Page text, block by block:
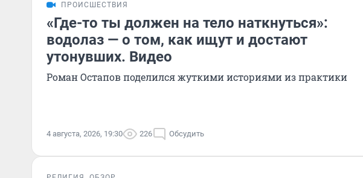
ПРОИСШЕСТВИЯ
«Где-то ты должен на тело наткнуться»:
водолаз — о том, как ищут и достают
утонувших. Видео
Роман Остапов поделился жуткими историями из практики
4 августа, 2026, 19:30 226 Обсудить